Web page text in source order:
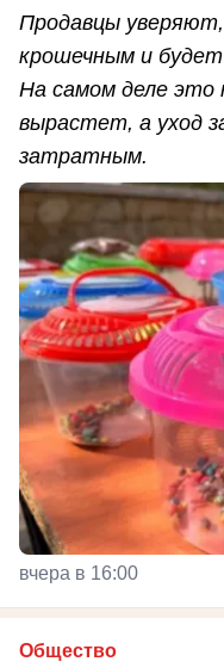
Продавцы
крошечным и будет
На самом деле это
вырастет, а уход
затратным.
вчера в 16:00
Общество